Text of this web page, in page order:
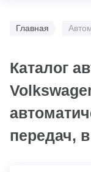
Главная
Каталог
передач,